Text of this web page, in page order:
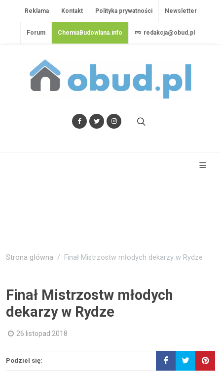
Reklama Kontakt Polityka prywatności Newsletter
Forum ChemiaBudowlana.info redakcja@obud.pl
Strona główna Finał Mistrzostw młodych dekarzy w Rydze
Finał Mistrzostw młodych
dekarzy w Rydze
26 listopad 2018
Podziel się: